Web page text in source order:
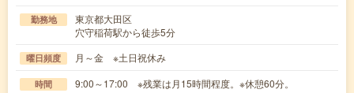
勤務地
東京都大田区
穴守稲荷駅から徒歩5分
曜日頻度 月～金 ※土日祝休み
時間 9:00～17:00 ※残業は月15時間程度。※休憩60分。